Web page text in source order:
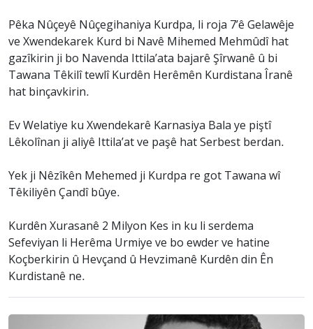
Pêka Nûçeyê Nûçegihaniya Kurdpa, li roja 7’ê Gelawêje
ve Xwendekarek Kurd bi Navê Mihemed Mehmûdî hat
gazîkirin ji bo Navenda Ittila’ata bajarê Şîrwanê û bi
Tawana Têkilî tewlî Kurdên Herêmên Kurdistana Îranê
hat binçavkirin.
Ev Welatiye ku Xwendekarê Karnasiya Bala ye piştî
Lêkolînan ji aliyê Ittila’at ve paşê hat Serbest berdan.
Yek ji Nêzîkên Mehemed ji Kurdpa re got Tawana wî
Têkiliyên Çandî bûye.
Kurdên Xurasanê 2 Milyon Kes in ku li serdema
Sefeviyan li Herêma Urmiye ve bo ewder ve hatine
Koçberkirin û Hevçand û Hevzimanê Kurdên din Ên
Kurdistanê ne.